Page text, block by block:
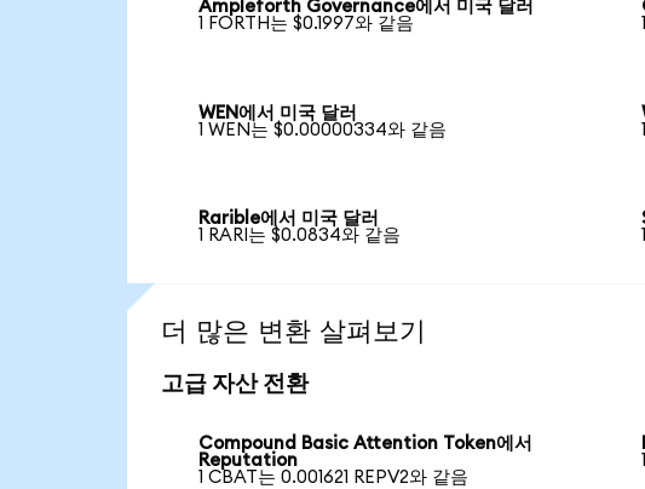
Ampleforth Governance에서 미국 달러
1 FORTH는 $0.1997와 같음
WEN에서 미국 달러
1 WEN는 $0.00000334와 같음
Rarible에서 미국 달러
1 RARI는 $0.0834와 같음
더 많은 변환 살펴보기
고급 자산 전환
Compound Basic Attention Token에서
Reputation
1 CBAT는 0.001621 REPV2와 같음